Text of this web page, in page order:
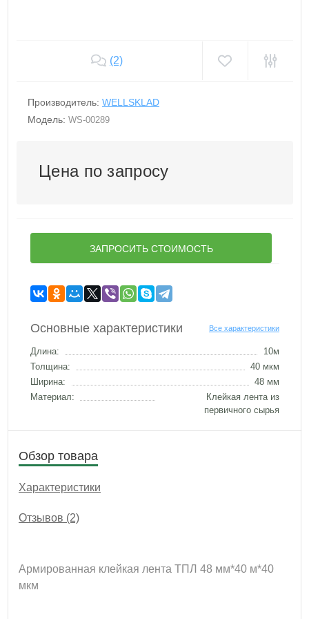
(2)
Производитель: WELLSKLAD
Модель: WS-00289
Цена по запросу
ЗАПРОСИТЬ СТОИМОСТЬ
Основные характеристики Все характеристики
Длина:
10м
Толщина:
40 мкм
Ширина:
48 мм
Материал:
Клейкая лента из
первичного сырья
Обзор товара
Характеристики
Отзывов (2)
Армированная клейкая лента ТПЛ 48 мм*40 м*40
мкм